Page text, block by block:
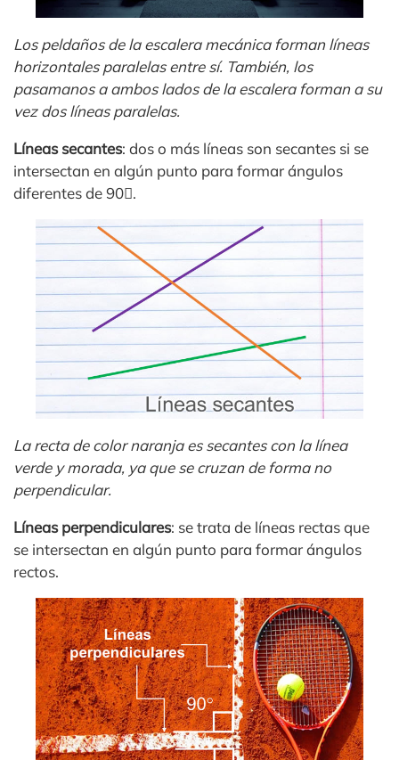
Los peldaños de la escalera mecánica forman líneas
horizontales paralelas entre sí. También, los
pasamanos a ambos lados de la escalera forman a su
vez dos líneas paralelas.
Líneas secantes: dos o más líneas son secantes si se
intersectan en algún punto para formar ángulos
diferentes de 90.
La recta de color naranja es secantes con la línea
verde y morada, ya que se cruzan de forma no
perpendicular.
Líneas perpendiculares: se trata de líneas rectas que
se intersectan en algún punto para formar ángulos
rectos.